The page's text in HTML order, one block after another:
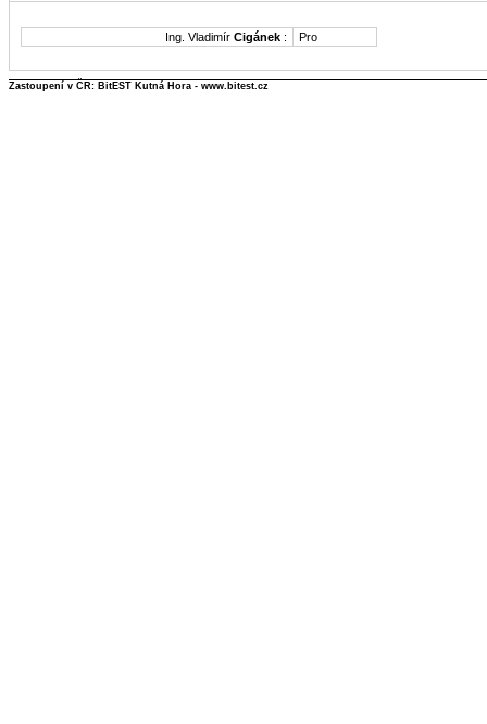
Ing. Vladimír Cigánek : Pro
Zastoupení v ČR: BitEST Kutná Hora - www.bitest.cz